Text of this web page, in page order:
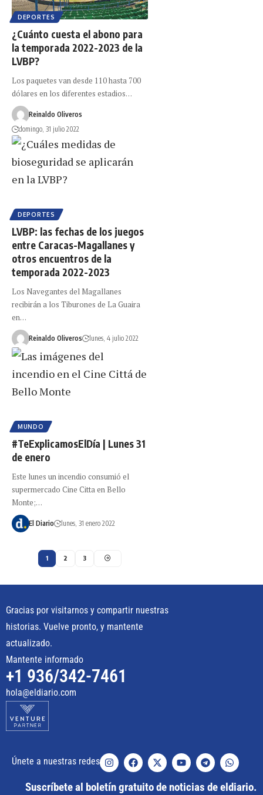
DEPORTES
¿Cuánto cuesta el abono para
la temporada 2022-2023 de la
LVBP?
Los paquetes van desde 110 hasta 700
dólares en los diferentes estadios…
Reinaldo Oliveros
domingo, 31 julio 2022
DEPORTES
LVBP: las fechas de los juegos
entre Caracas-Magallanes y
otros encuentros de la
temporada 2022-2023
Los Navegantes del Magallanes
recibirán a los Tiburones de La Guaira
en…
Reinaldo Oliveros lunes, 4 julio 2022
MUNDO
#TeExplicamosElDía | Lunes 31
de enero
Este lunes un incendio consumió el
supermercado Cine Citta en Bello
Monte;…
El Diario lunes, 31 enero 2022
1 2 3
Gracias por visitarnos y compartir nuestras
historias. Vuelve pronto, y mantente
actualizado.
Mantente informado
+1 936/342-7461
hola@eldiario.com
Únete a nuestras redes
Suscríbete al boletín gratuito de noticias de eldiario.